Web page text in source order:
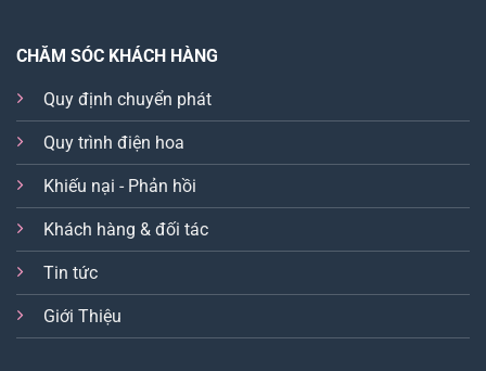
CHĂM SÓC KHÁCH HÀNG
Quy định chuyển phát
Quy trình điện hoa
Khiếu nại - Phản hồi
Khách hàng & đối tác
Tin tức
Giới Thiệu